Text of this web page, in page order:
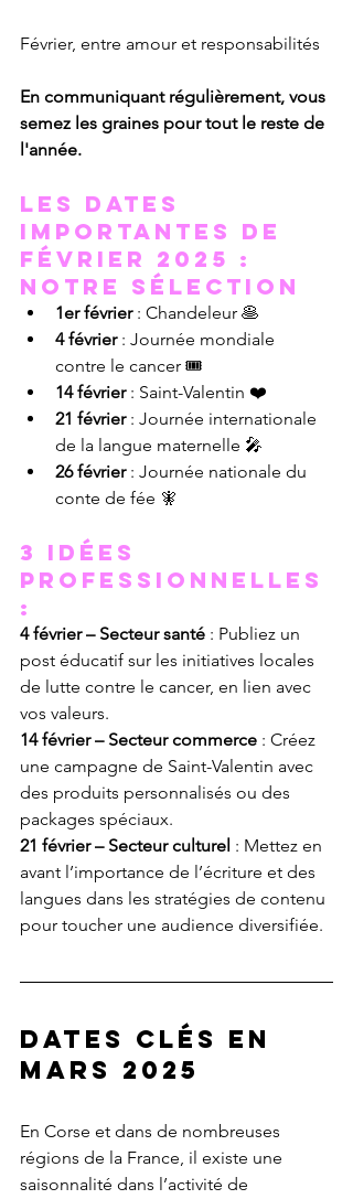
Février, entre amour et responsabilités
En communiquant régulièrement, vous
semez les graines pour tout le reste de
l'année.
Les dates
importantes de
février 2025 :
Notre Sélection
1er février : Chandeleur 🥞
4 février : Journée mondiale
contre le cancer 🎟
14 février : Saint-Valentin ❤️
21 février : Journée internationale
de la langue maternelle 🎤
26 février : Journée nationale du
conte de fée 🧚
3 Idées
professionnelles
:
4 février – Secteur santé : Publiez un
post éducatif sur les initiatives locales
de lutte contre le cancer, en lien avec
vos valeurs.
14 février – Secteur commerce : Créez
une campagne de Saint-Valentin avec
des produits personnalisés ou des
packages spéciaux.
21 février – Secteur culturel : Mettez en
avant l’importance de l’écriture et des
langues dans les stratégies de contenu
pour toucher une audience diversifiée.
dates clés en
mars 2025
En Corse et dans de nombreuses
régions de la France, il existe une
saisonnalité dans l’activité de